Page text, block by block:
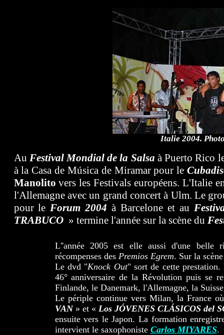
Italie 2004.
Au Festival Mondial de la Salsa à Puerto Rico
à la Casa de Música de Miramar pour le
Manolitovers les Festivals européens. L'Italie
l'Allemagne avec un grand concert à Ulm. Le
pour le Forum 2004 à Barcelone et au
TRABUCO » termine l'année sur la scène du
L''année 2005 est elle aussi d'une belle
récompenses des Premios Egrem. Sur la
Le dvd "Knock Out" sort de cette
46° anniversaire de la Révolution puis se
Finlande, le Danemark, l'Allemagne, la
Le périple continue vers Milan, la France
VAN» et « Los JÓVENES CLÁSICOS del
ensuite vers le Japon. La formation
intervient le saxophoniste Carlos MIYARES.